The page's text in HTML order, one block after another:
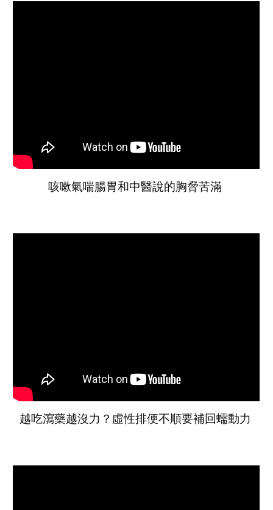
咳嗽氣喘腸胃和中醫說的胸脅苦滿
越吃瀉藥越沒力？虛性排便不順要補回蠕動力